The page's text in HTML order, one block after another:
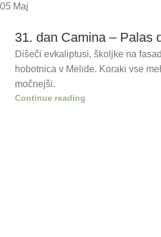
05 Maj
31. dan Camina – Palas
Dišeči evkaliptusi, školjke na
hobotnica v Melide. Koraki vse
močnejši.
Continue reading